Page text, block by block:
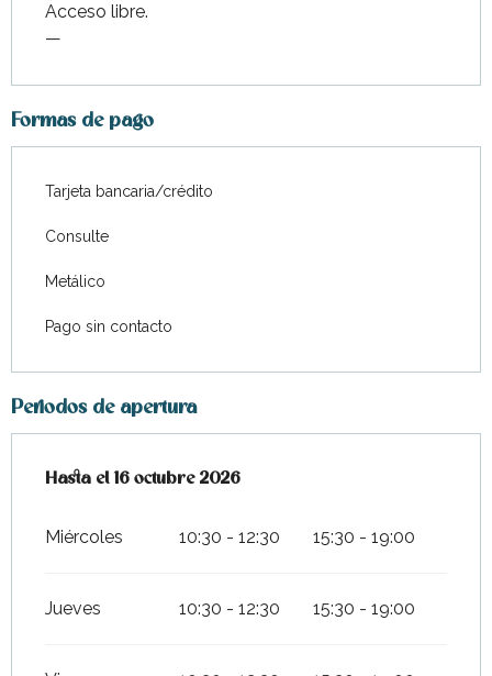
Acceso libre.
—
Formas de pago
Tarjeta bancaria/crédito
Consulte
Metálico
Pago sin contacto
Periodos de apertura
Del8 abril 2026al16 octubre 2026
Hasta el16 octubre 2026
Miércoles 10:30 - 12:30 15:30 - 19:00
Jueves 10:30 - 12:30 15:30 - 19:00